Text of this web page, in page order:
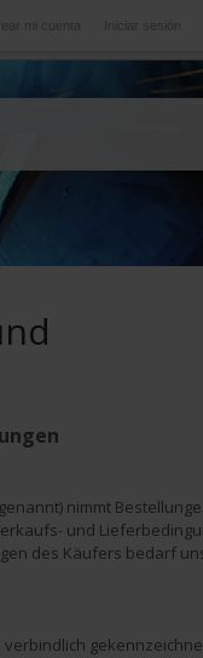
Iniciar sesión
mi cuenta
nimmt
und
des Käufers bedarf